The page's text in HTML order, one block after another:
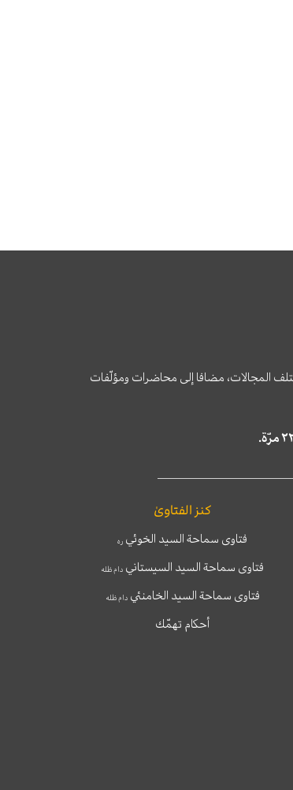
المجالات، مضافا إلى محاضرات ومؤلّفات
كنز الفتاوىٰ
فتاوى سماحة السيد الخوئي ره
فتاوى سماحة السيد السيستاني دام ظله
فتاوى سماحة السيد الخامنئيدام ظله
أحكام تهمّك